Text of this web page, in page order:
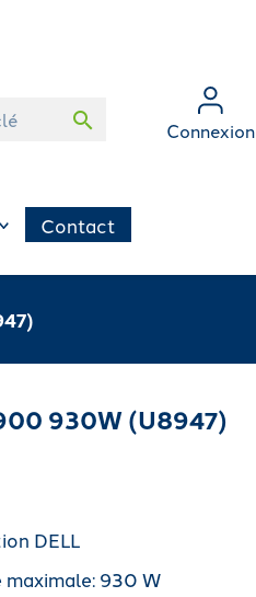
search Connexion
Contact
930W (U8947)
DELL
maximale: 930 W